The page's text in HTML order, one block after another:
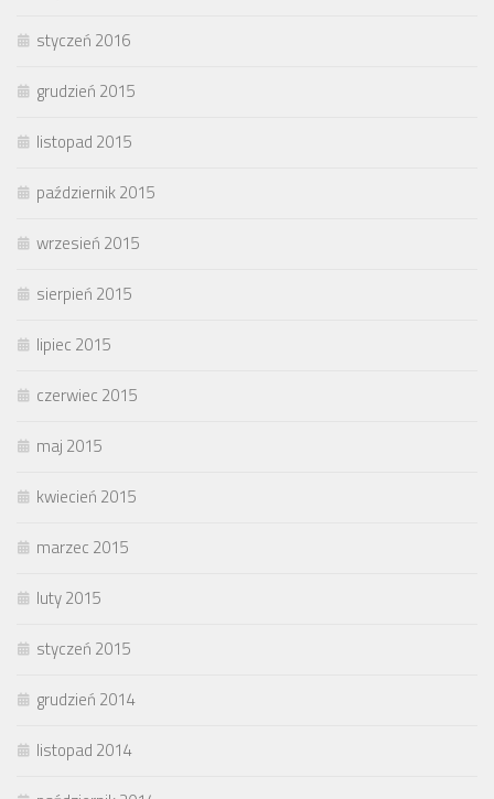
styczeń 2016
grudzień 2015
listopad 2015
październik 2015
wrzesień 2015
sierpień 2015
lipiec 2015
czerwiec 2015
maj 2015
kwiecień 2015
marzec 2015
luty 2015
styczeń 2015
grudzień 2014
listopad 2014